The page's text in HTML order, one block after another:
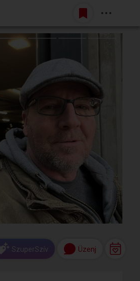
Belépés
SzuperSzív Üzenj